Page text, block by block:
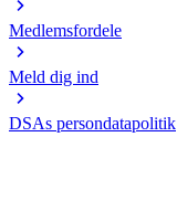
Medlemsfordele
Meld dig ind
DSAs persondatapolitik